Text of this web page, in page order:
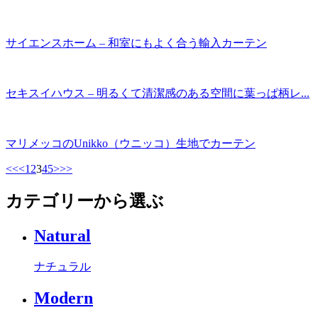
サイエンスホーム – 和室にもよく合う輸入カーテン
セキスイハウス – 明るくて清潔感のある空間に葉っぱ柄レ...
マリメッコのUnikko（ウニッコ）生地でカーテン
<<<1 2345>>>
カテゴリーから選ぶ
Natural
ナチュラル
Modern